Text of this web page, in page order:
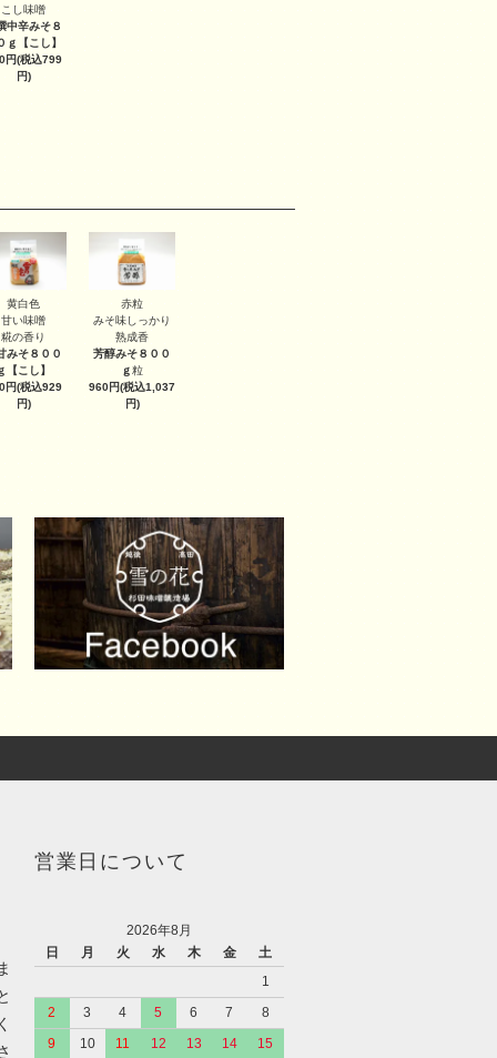
こし味噌
中辛みそ８
ｇ
【こし】
円(税込799
円)
黄白色
甘い味噌
糀の香り
みそ８００
ｇ
【こし】
円(税込929
円)
赤粒
みそ味しっかり
熟成香
芳醇みそ８００
ｇ粒
960円(税込1,037
円)
営業日について
2026年8月
日
月 火 水 木 金
土
1
2
3 4 5 6 7
8
9
10 11 12 13 14 15